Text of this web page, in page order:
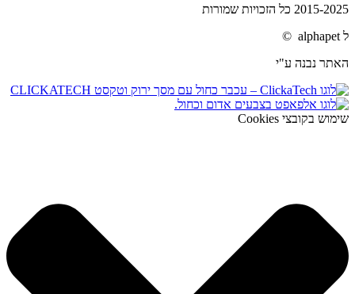
2015-2025 כל הזכויות שמורות
ל alphapet ©
האתר נבנה ע"י
שימוש בקובצי Cookies